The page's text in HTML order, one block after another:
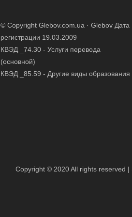
© Copyright Glebov.com.ua · Glebov Дата
регистрации 19.03.2009
КВЭД _74.30 - Услуги перевода
(основной)
КВЭД _85.59 - Другие виды образования
Copyright © 2020 All rights reserved |